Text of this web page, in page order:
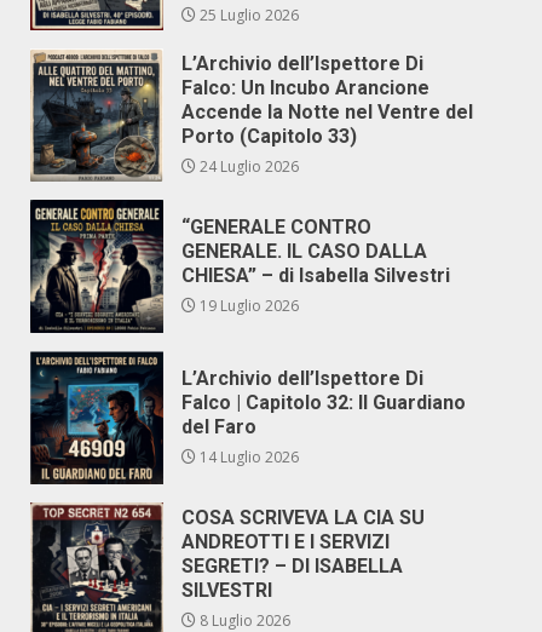
25 Luglio 2026
L’Archivio dell’Ispettore Di
Falco: Un Incubo Arancione
Accende la Notte nel Ventre del
Porto (Capitolo 33)
24 Luglio 2026
“GENERALE CONTRO
GENERALE. IL CASO DALLA
CHIESA” – di Isabella Silvestri
19 Luglio 2026
L’Archivio dell’Ispettore Di
Falco | Capitolo 32: Il Guardiano
del Faro
14 Luglio 2026
COSA SCRIVEVA LA CIA SU
ANDREOTTI E I SERVIZI
SEGRETI? – DI ISABELLA
SILVESTRI
8 Luglio 2026